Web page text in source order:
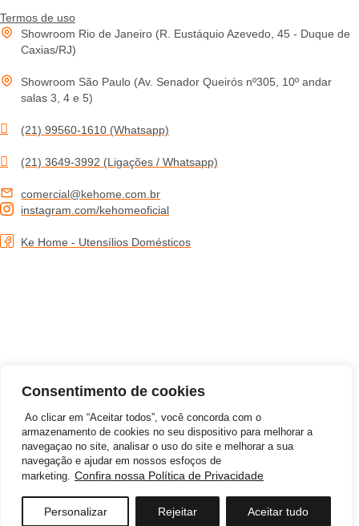
Consentimento de cookies
Ao clicar em “Aceitar todos”, você concorda com o
armazenamento de cookies no seu dispositivo para melhorar a
navegaçao no site, analisar o uso do site e melhorar a sua
navegação e ajudar em nossos esfoços de
marketing. Confira nossa Política de Privacidade
Personalizar Rejeitar Aceitar tudo
Termos de uso
Showroom Rio de Janeiro (R. Eustáquio Azevedo, 45 - Duque de
Caxias/RJ)
Showroom São Paulo (Av. Senador Queirós nº305, 10º andar
salas 3, 4 e 5)
(21) 99560-1610 (Whatsapp)
(21) 3649-3992 (Ligações / Whatsapp)
comercial@kehome.com.br
instagram.com/kehomeoficial
Ke Home - Utensílios Domésticos
Desenvolvido por
©2026 KEHOME COMERCIO DE ARTIGOS DE BAZAR LTDA – Todos Direitos Reservados | CNPJ: 12.571.333/0001-50